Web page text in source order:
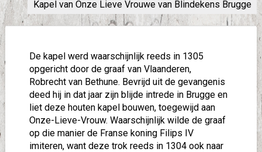
Kapel van Onze Lieve Vrouwe van Blindekens Brugge
De kapel werd waarschijnlijk reeds in 1305
opgericht door de graaf van Vlaanderen,
Robrecht van Bethune. Bevrijd uit de gevangenis
deed hij in dat jaar zijn blijde intrede in Brugge en
liet deze houten kapel bouwen, toegewijd aan
Onze-Lieve-Vrouw. Waarschijnlijk wilde de graaf
op die manier de Franse koning Filips IV
imiteren, want deze trok reeds in 1304 ook naar